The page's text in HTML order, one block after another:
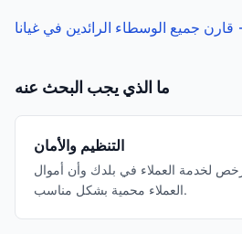
قارن جميع الوسطاء الرائدين في غيانا
ما الذي يجب البحث عنه
التنظيم والأمان
لخدمة العملاء في بلدك وأن أموال
العملاء محمية بشكل مناسب.